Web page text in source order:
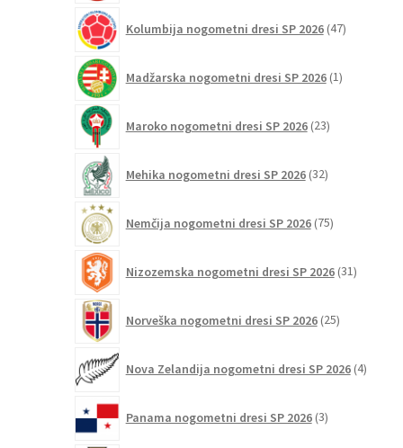
Kolumbija nogometni dresi SP 2026 47izdelkov
Madžarska nogometni dresi SP 2026 1izdelek
Maroko nogometni dresi SP 2026 23izdelkov
Mehika nogometni dresi SP 2026 32izdelkov
Nemčija nogometni dresi SP 2026 75izdelkov
Nizozemska nogometni dresi SP 2026 31izdelkov
Norveška nogometni dresi SP 2026 25izdelkov
Nova Zelandija nogometni dresi SP 2026 4izdelki
Panama nogometni dresi SP 2026 3izdelki